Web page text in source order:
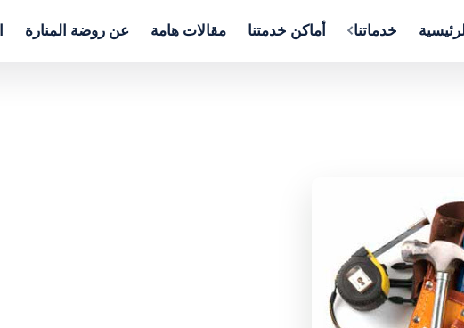
خدماتنا أماكن خدمتنا مقالات هامة عن روضة المنارة